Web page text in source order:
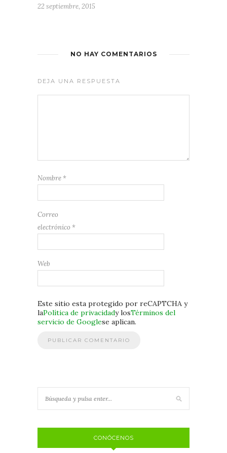
22 septiembre, 2015
NO HAY COMENTARIOS
DEJA UNA RESPUESTA
Nombre *
Correo
electrónico *
Web
Este sitio esta protegido por reCAPTCHA y
laPolítica de privacidady losTérminos del
servicio de Googlese aplican.
CONÓCENOS